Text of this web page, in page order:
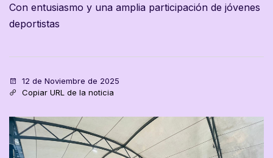
Con entusiasmo y una amplia participación de jóvenes
deportistas
12 de Noviembre de 2025
Copiar URL de la noticia